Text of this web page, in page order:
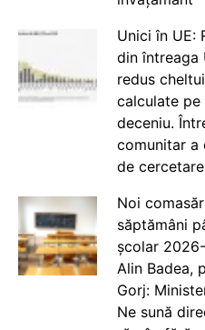
Unici în UE:
din întreaga
redus
calculate
deceniu.
comunitar a
de
Noi
săptămâni
școlar
Alin Badea,
Gorj:
Ne sună